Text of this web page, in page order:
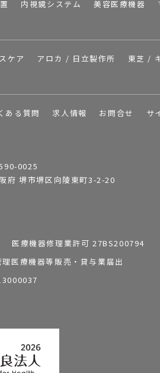
内視鏡システム 美容医療機器
ケア アロカ / 日立製作所 東芝 /
ある質問 求人情報 お問合せ サ
0025
府 堺市堺区向陵東町3-2-20
医療機器修理業許可 27BS200794
療機器等販売・貸与業届出